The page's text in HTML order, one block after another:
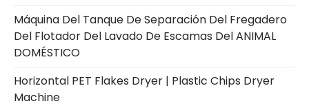
Máquina Del Tanque De Separación Del Fregadero
Del Flotador Del Lavado De Escamas Del ANIMAL
DOMÉSTICO
Horizontal PET Flakes Dryer | Plastic Chips Dryer
Machine